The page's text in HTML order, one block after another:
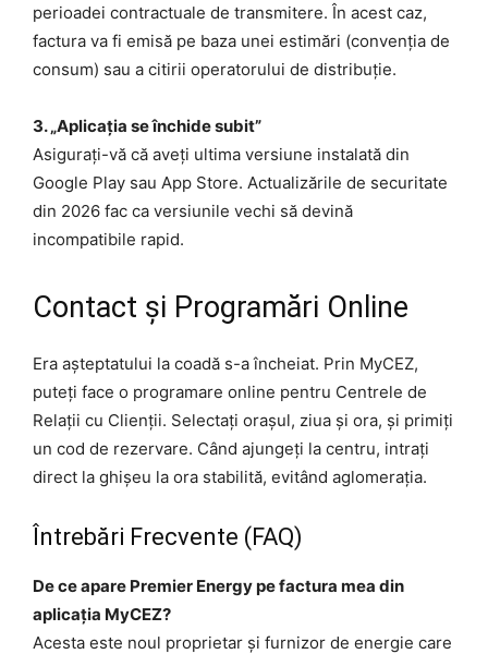
perioadei contractuale de transmitere. În acest caz,
factura va fi emisă pe baza unei estimări (convenția de
consum) sau a citirii operatorului de distribuție.
3. „Aplicația se închide subit”
Asigurați-vă că aveți ultima versiune instalată din
Google Play sau App Store. Actualizările de securitate
din 2026 fac ca versiunile vechi să devină
incompatibile rapid.
Contact și Programări Online
Era așteptatului la coadă s-a încheiat. Prin MyCEZ,
puteți face o programare online pentru Centrele de
Relații cu Clienții. Selectați orașul, ziua și ora, și primiți
un cod de rezervare. Când ajungeți la centru, intrați
direct la ghișeu la ora stabilită, evitând aglomerația.
Întrebări Frecvente (FAQ)
De ce apare Premier Energy pe factura mea din
aplicația MyCEZ?
Acesta este noul proprietar și furnizor de energie care